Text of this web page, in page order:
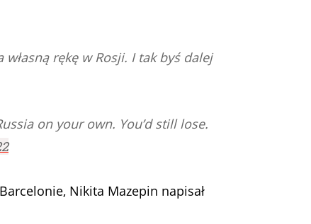
rękę w Rosji. I tak byś dalej
on your own. You’d still lose.
Nikita Mazepin napisał